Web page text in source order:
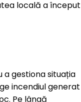
locală a început
gestiona situația
incendiul generat
Pe lângă